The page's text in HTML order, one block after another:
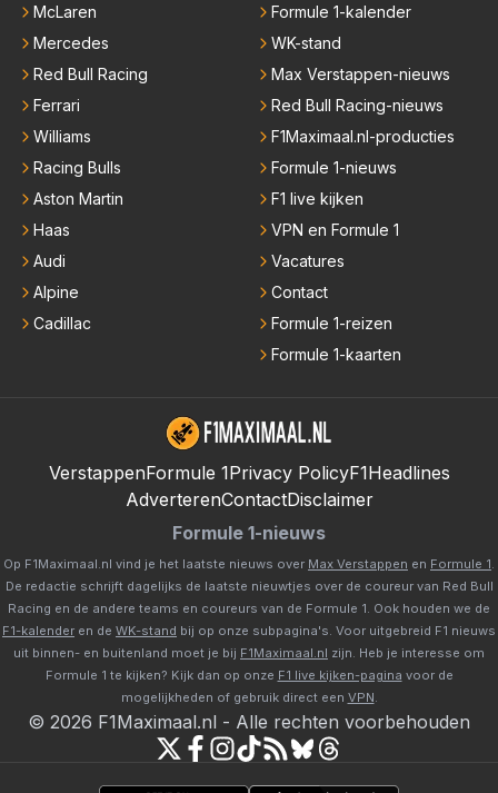
McLaren
Mercedes
Red Bull Racing
Ferrari
Williams
Racing Bulls
Aston Martin
Haas
Audi
Alpine
Cadillac
Formule 1-kalender
WK-stand
Max Verstappen-nieuws
Red Bull Racing-nieuws
F1Maximaal.nl-producties
Formule 1-nieuws
F1 live kijken
VPN en Formule 1
Vacatures
Contact
Formule 1-reizen
Formule 1-kaarten
VerstappenFormule 1Privacy PolicyF1Headlines
AdverterenContactDisclaimer
Formule 1-nieuws
Op F1Maximaal.nl vind je het laatste nieuws over Max Verstappen en Formule 1.
De redactie schrijft dagelijks de laatste nieuwtjes over de coureur van Red Bull
Racing en de andere teams en coureurs van de Formule 1. Ook houden we de
F1-kalender en de WK-stand bij op onze subpagina's. Voor uitgebreid F1 nieuws
uit binnen- en buitenland moet je bij F1Maximaal.nl zijn. Heb je interesse om
Formule 1 te kijken? Kijk dan op onze F1 live kijken-pagina voor de
mogelijkheden of gebruik direct een VPN.
© 2026 F1Maximaal.nl - Alle rechten voorbehouden